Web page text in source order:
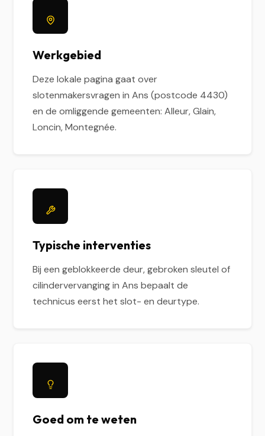
Werkgebied
Deze lokale pagina gaat over
slotenmakersvragen in Ans (postcode 4430)
en de omliggende gemeenten: Alleur, Glain,
Loncin, Montegnée.
Typische interventies
Bij een geblokkeerde deur, gebroken sleutel of
cilindervervanging in Ans bepaalt de
technicus eerst het slot- en deurtype.
Goed om te weten